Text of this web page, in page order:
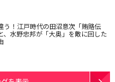
う！江戸時代の田沼意次「賄賂伝
、水野忠邦が「大奥」を敵に回した